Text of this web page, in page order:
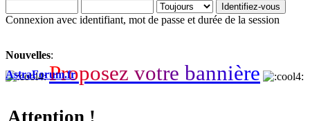
Connexion avec identifiant, mot de passe et durée de la session
Nouvelles:
Proposez votre bannière
AstraForum.fr
Attention !